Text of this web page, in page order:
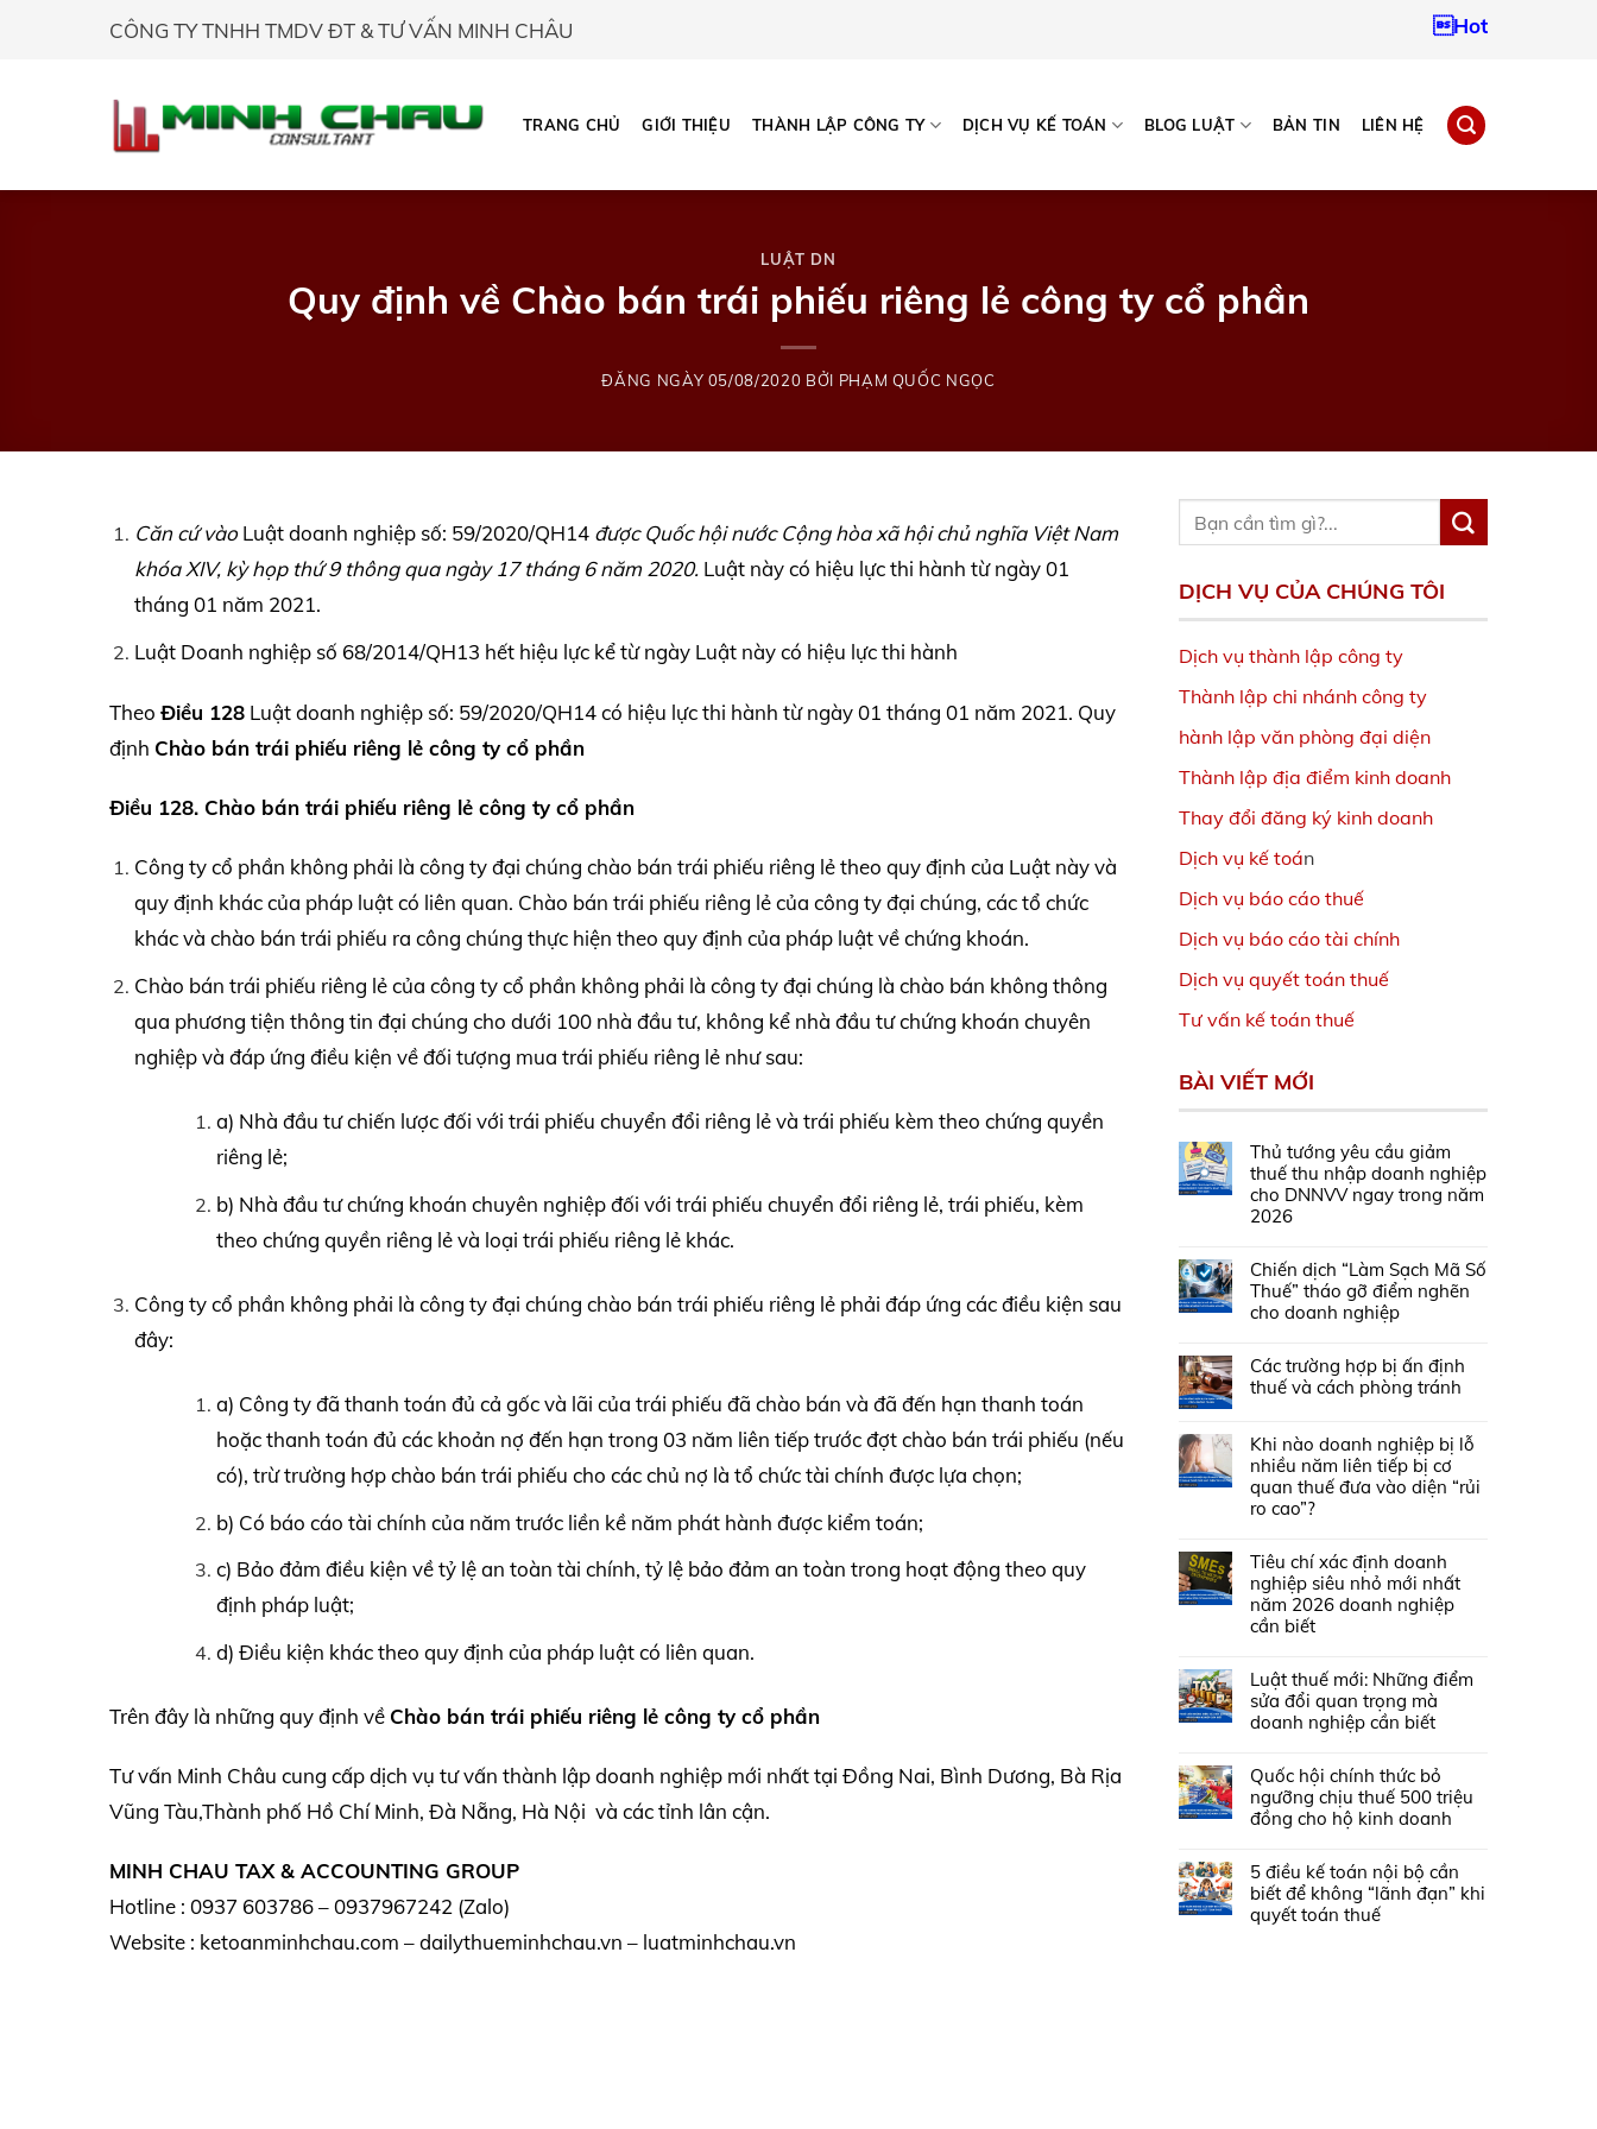
CÔNG TY TNHH TMDV ĐT & TƯ VẤN MINH CHÂU Hotline:0937967242
TRANG CHỦ GIỚI THIỆU THÀNH LẬP CÔNG TY DỊCH VỤ KẾ TOÁN BLOG LUẬT BẢN TIN LIÊN HỆ
LUẬT DN
Quy định về Chào bán trái phiếu riêng lẻ công ty cổ phần
ĐĂNG NGÀY 05/08/2020 BỞI PHẠM QUỐC NGỌC
Căn cứ vàoLuật doanh nghiệp số: 59/2020/QH14 được Quốc hội nước Cộng hòa xã hội chủ nghĩa Việt Nam
khóaXIV, kỳ họp thứ 9 thông qua ngày 17 tháng 6 năm 2020. Luật này có hiệu lực thi hành từ ngày 01
tháng 01 năm 2021.
Luật Doanh nghiệp số 68/2014/QH13 hết hiệu lực kể từ ngày Luật này có hiệu lực thi hành
Theo Điều 128 Luật doanh nghiệp số: 59/2020/QH14 có hiệu lực thi hành từ ngày 01 tháng 01 năm 2021. Quy
định Chào bán trái phiếu riêng lẻ công ty cổ phần
Điều 128. Chào bán trái phiếu riêng lẻ công ty cổ phần
Công ty cổ phần không phải là công ty đại chúng chào bán trái phiếu riêng lẻ theo quy định của Luật này và
quy định khác của pháp luật có liên quan. Chào bán trái phiếu riêng lẻ của công ty đại chúng, các tổ chức
khác và chào bán trái phiếu ra công chúng thực hiện theo quy định của pháp luật về chứng khoán.
Chào bán trái phiếu riêng lẻ của công ty cổ phần không phải là công ty đại chúng là chào bán không thông
qua phương tiện thông tin đại chúng cho dưới 100 nhà đầu tư, không kể nhà đầu tư chứng khoán chuyên
nghiệp và đáp ứng điều kiện về đối tượng mua trái phiếu riêng lẻ như sau:
a) Nhà đầu tư chiến lược đối với trái phiếu chuyển đổi riêng lẻ và trái phiếu kèm theo chứng quyền
riêng lẻ;
b) Nhà đầu tư chứng khoán chuyên nghiệp đối với trái phiếu chuyển đổi riêng lẻ, trái phiếu, kèm
theo chứng quyền riêng lẻ và loại trái phiếu riêng lẻ khác.
Công ty cổ phần không phải là công ty đại chúng chào bán trái phiếu riêng lẻ phải đáp ứng các điều kiện sau
đây:
a) Công ty đã thanh toán đủ cả gốc và lãi của trái phiếu đã chào bán và đã đến hạn thanh toán
hoặc thanh toán đủ các khoản nợ đến hạn trong 03 năm liên tiếp trước đợt chào bán trái phiếu (nếu
có), trừ trường hợp chào bán trái phiếu cho các chủ nợ là tổ chức tài chính được lựa chọn;
b) Có báo cáo tài chính của năm trước liền kề năm phát hành được kiểm toán;
c) Bảo đảm điều kiện về tỷ lệ an toàn tài chính, tỷ lệ bảo đảm an toàn trong hoạt động theo quy
định pháp luật;
d) Điều kiện khác theo quy định của pháp luật có liên quan.
Trên đây là những quy định về Chào bán trái phiếu riêng lẻ công ty cổ phần
Tư vấn Minh Châu cung cấp dịch vụ tư vấn thành lập doanh nghiệp mới nhất tại Đồng Nai, Bình Dương, Bà Rịa
Vũng Tàu,Thành phố Hồ Chí Minh, Đà Nẵng, Hà Nội và các tỉnh lân cận.
MINH CHAU TAX & ACCOUNTING GROUP
Hotline : 0937 603786 – 0937967242 (Zalo)
Website : ketoanminhchau.com – dailythueminhchau.vn – luatminhchau.vn
DỊCH VỤ CỦA CHÚNG TÔI
Dịch vụ thành lập công ty
Thành lập chi nhánh công ty
hành lập văn phòng đại diện
Thành lập địa điểm kinh doanh
Thay đổi đăng ký kinh doanh
Dịch vụ kế toán
Dịch vụ báo cáo thuế
Dịch vụ báo cáo tài chính
Dịch vụ quyết toán thuế
Tư vấn kế toán thuế
BÀI VIẾT MỚI
Thủ tướng yêu cầu giảm
thuế thu nhập doanh nghiệp
cho DNNVV ngay trong năm
2026
Chiến dịch “Làm Sạch Mã Số
Thuế” tháo gỡ điểm nghẽn
cho doanh nghiệp
Các trường hợp bị ấn định
thuế và cách phòng tránh
Khi nào doanh nghiệp bị lỗ
nhiều năm liên tiếp bị cơ
quan thuế đưa vào diện “rủi
ro cao”?
Tiêu chí xác định doanh
nghiệp siêu nhỏ mới nhất
năm 2026 doanh nghiệp
cần biết
Luật thuế mới: Những điểm
sửa đổi quan trọng mà
doanh nghiệp cần biết
Quốc hội chính thức bỏ
ngưỡng chịu thuế 500 triệu
đồng cho hộ kinh doanh
5 điều kế toán nội bộ cần
biết để không “lãnh đạn” khi
quyết toán thuế